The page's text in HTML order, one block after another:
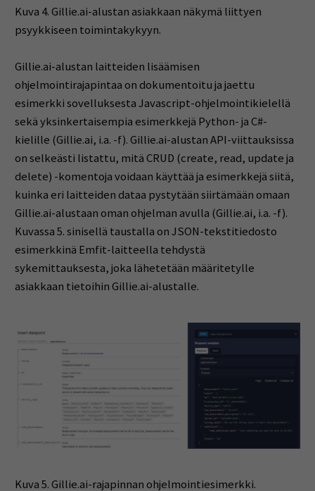
Kuva 4. Gillie.ai-alustan asiakkaan näkymä liittyen
psyykkiseen toimintakykyyn.
Gillie.ai-alustan laitteiden lisäämisen
ohjelmointirajapintaa on dokumentoitu ja jaettu
esimerkki sovelluksesta Javascript-ohjelmointikielellä
sekä yksinkertaisempia esimerkkejä Python- ja C#-
kielille (Gillie.ai, i.a. -f). Gillie.ai-alustan API-viittauksissa
on selkeästi listattu, mitä CRUD (create, read, update ja
delete) -komentoja voidaan käyttää ja esimerkkejä siitä,
kuinka eri laitteiden dataa pystytään siirtämään omaan
Gillie.ai-alustaan oman ohjelman avulla (Gillie.ai, i.a. -f).
Kuvassa 5. sinisellä taustalla on JSON-tekstitiedosto
esimerkkinä Emfit-laitteella tehdystä
sykemittauksesta, joka lähetetään määritetylle
asiakkaan tietoihin Gillie.ai-alustalle.
Kuva 5. Gillie.ai-rajapinnan ohjelmointiesimerkki.